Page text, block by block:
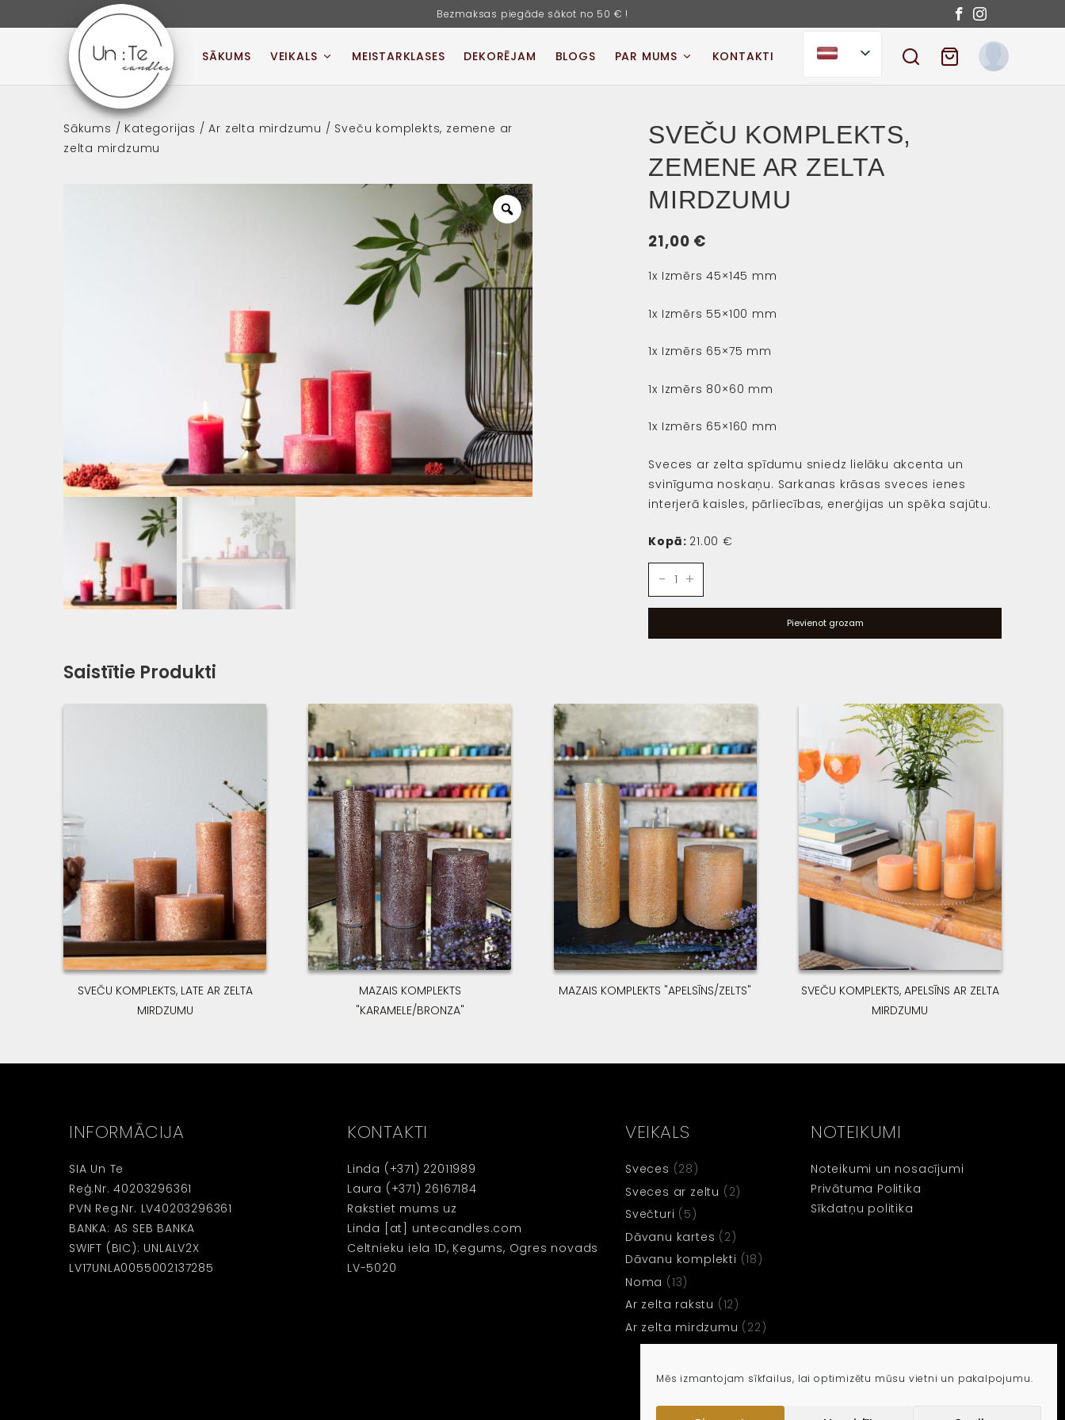
Mēs izmantojam sīkfailus, lai optimizētu mūsu vietni un pakalpojumu.
to
Bezmaksas piegāde sākot no 50 € !
UN:TE CANDLES
SĀKUMS VEIKALS MEISTARKLASES DEKORĒJAM BLOGS PAR MUMS KONTAKTI
SEARCHSHOPPING CART
Sākums / Kategorijas /Ar zelta mirdzumu / Sveču komplekts, zemene ar
zelta mirdzumu
Zoom
SVEČU KOMPLEKTS,
ZEMENE AR ZELTA
MIRDZUMU
21,00 €
1x Izmērs 45×145 mm
1x Izmērs 55×100 mm
1x Izmērs 65×75 mm
1x Izmērs 80×60 mm
1x Izmērs 65×160 mm
Sveces ar zelta spīdumu sniedz lielāku akcenta un
svinīguma noskaņu. Sarkanas krāsas sveces ienes
interjerā kaisles, pārliecības, enerģijas un spēka sajūtu.
Kopā: 21.00 €
candles,
daudzums
- +
Pievienot grozam
Saistītie Produkti
SVEČU KOMPLEKTS, LATE AR ZELTA
MIRDZUMU
MAZAIS KOMPLEKTS
"KARAMELE/BRONZA"
MAZAIS KOMPLEKTS "APELSĪNS/ZELTS"
SVEČU KOMPLEKTS, APELSĪNS AR ZELTA
MIRDZUMU
INFORMĀCIJA
SIA Un Te
Reģ.Nr. 40203296361
PVN Reg.Nr. LV40203296361
BANKA: AS SEB BANKA
SWIFT (BIC): UNLALV2X
LV17UNLA0055002137285
KONTAKTI
Linda (+371) 22011989
Laura (+371) 26167184
Rakstiet mums uz
Linda [at] untecandles.com
Celtnieku iela 1D, Ķegums, Ogres novads
LV-5020
VEIKALS
Sveces (28)
Sveces ar zeltu (2)
Svečturi (5)
Dāvanu kartes (2)
Dāvanu komplekti (18)
Noma (13)
Ar zelta rakstu (12)
Ar zelta mirdzumu (22)
NOTEIKUMI
Noteikumi un nosacījumi
Privātuma Politika
Sīkdatņu politika